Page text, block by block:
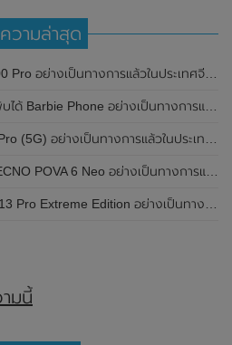
วามล่าสุด
ร้อมดีไซน์พรีเมี่ยม ทนทาน และแบตเตอรี่สุดอึดขนาดใหญ่ 6,500mAh พร้อมรองรับการชาร์จไว 80W
Phone อย่างเป็นทางการแล้ว มาพร้อมธีมสีชมพูสดใส
อย่างเป็นทางการแล้วในประเทศอินเดีย
อย่างเป็นทางการแล้วในประเทศไทย ในราคา 8,499 บาท
Edition อย่างเป็นทางการแล้วในประเทศจีน
มนี้